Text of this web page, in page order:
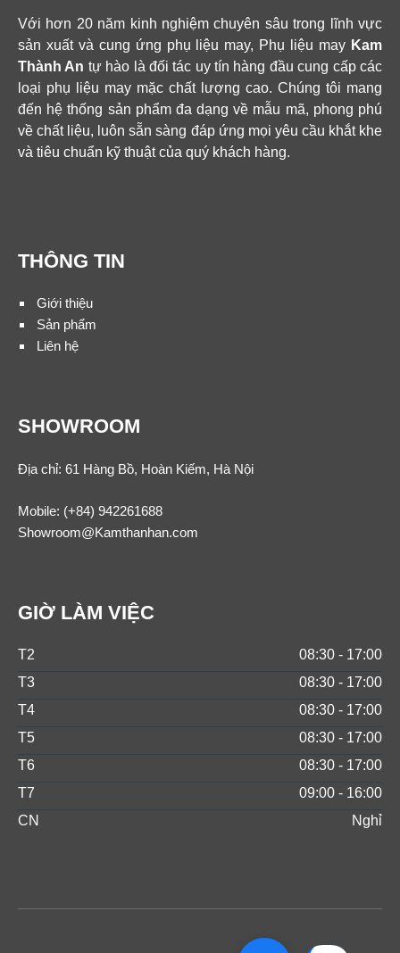
Với hơn 20 năm kinh nghiệm chuyên sâu trong lĩnh vực
sản xuất và cung ứng phụ liệu may, Phụ liệu may Kam
Thành An tự hào là đối tác uy tín hàng đầu cung cấp các
loại phụ liệu may mặc chất lượng cao. Chúng tôi mang
đến hệ thống sản phẩm đa dạng về mẫu mã, phong phú
về chất liệu, luôn sẵn sàng đáp ứng mọi yêu cầu khắt khe
và tiêu chuẩn kỹ thuật của quý khách hàng.
THÔNG TIN
Giới thiệu
Sản phẩm
Liên hệ
SHOWROOM
Địa chỉ: 61 Hàng Bồ, Hoàn Kiếm, Hà Nội
Mobile: (+84) 942261688
Showroom@Kamthanhan.com
GIỜ LÀM VIỆC
T2
08:30 - 17:00
T3
08:30 - 17:00
T4
08:30 - 17:00
T5
08:30 - 17:00
T6
08:30 - 17:00
T7
09:00 - 16:00
CN
Nghỉ